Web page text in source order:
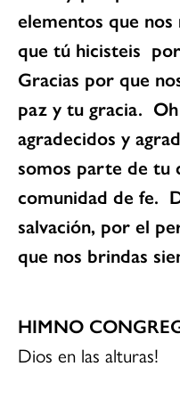
elementos que
que tú hicisteis
Gracias por que
paz y tu gracia.
agradecidos y
somos parte de tu
comunidad de fe.
salvación, por el
que nos brindas
HIMNO
Dios en las